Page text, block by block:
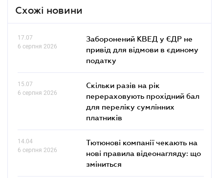
Схожі новини
17.07
6 серпня 2026
Заборонений КВЕД у ЄДР не
привід для відмови в єдиному
податку
15.07
6 серпня 2026
Скільки разів на рік
перераховують прохідний бал
для переліку сумлінних
платників
14.04
6 серпня 2026
Тютюнові компанії чекають на
нові правила відеонагляду: що
зміниться